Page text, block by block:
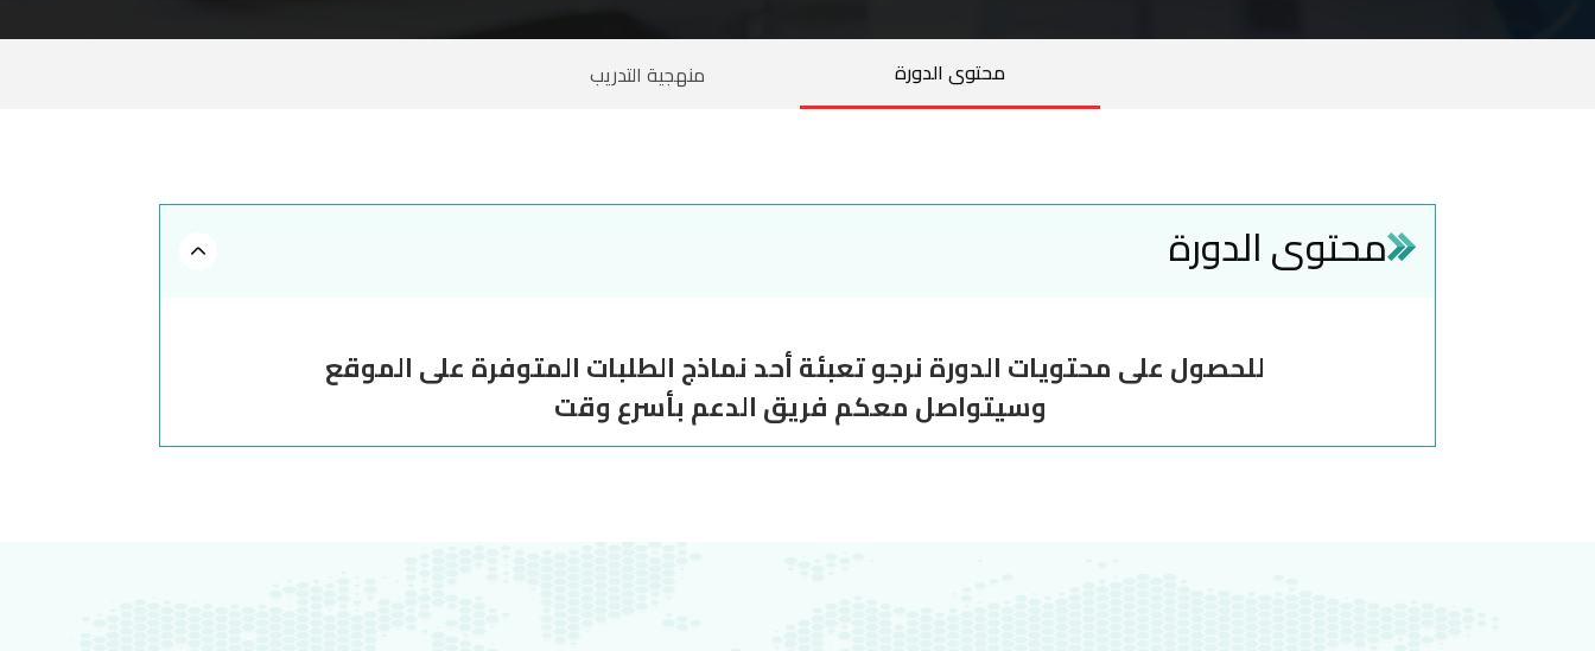
محتوى الدورة منهجية التدريب
محتوى الدورة
للحصول على محتويات الدورة نرجو تعبئة أحد نماذج الطلبات المتوفرة على الموقع
وسيتواصل معكم فريق الدعم بأسرع وقت